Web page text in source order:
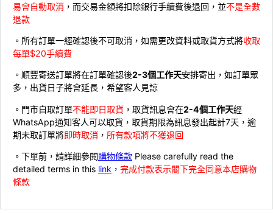
易會自動取消 ，而交易金額將扣除銀行手續費後退回，並不是全數
退款
。所有訂單一經確認後不可取消，如需更改資料或取貨方式將收取
每單$20手續費
。順豐寄送訂單將在訂單確認後2-3個工作天安排寄出，如訂單眾
多，出貨日子將會延長，希望客人見諒
。門市自取訂單不能即日取貨 ，取貨訊息會在2-4個工作天經
WhatsApp通知客人可以取貨，取貨期限為訊息發出起計7天，逾
期未取訂單將即時取消 ， 所有款項將不獲退回
。下單前，請詳細參閱購物條款 Please carefully read the
detailed terms in this link ， 完成付款表示閣下完全同意本店購物
條款